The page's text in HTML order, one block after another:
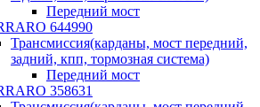
Передний мост
644990
Трансмиссия(карданы, мост передний,
задний, кпп, тормозная система)
Передний мост
358631